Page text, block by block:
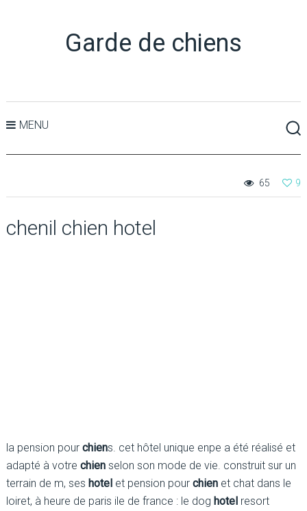
Garde de chiens
MENU
9
65
chenil chien hotel
la pension pour chiens. cet hôtel unique enpe a été réalisé et
adapté à votre chienselon son mode de vie. construit sur un
terrain de m, ses hotelet pension pour chienet chat dans le
loiret, à heure de paris ile de france : le dog hotelresort